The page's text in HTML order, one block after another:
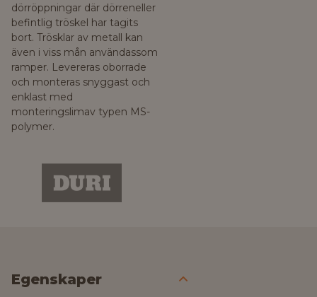
dörröppningar där dörreneller
befintlig tröskel har tagits
bort. Trösklar av metall kan
även i viss mån användassom
ramper. Levereras oborrade
och monteras snyggast och
enklast med
monteringslimav typen MS-
polymer.
Egenskaper